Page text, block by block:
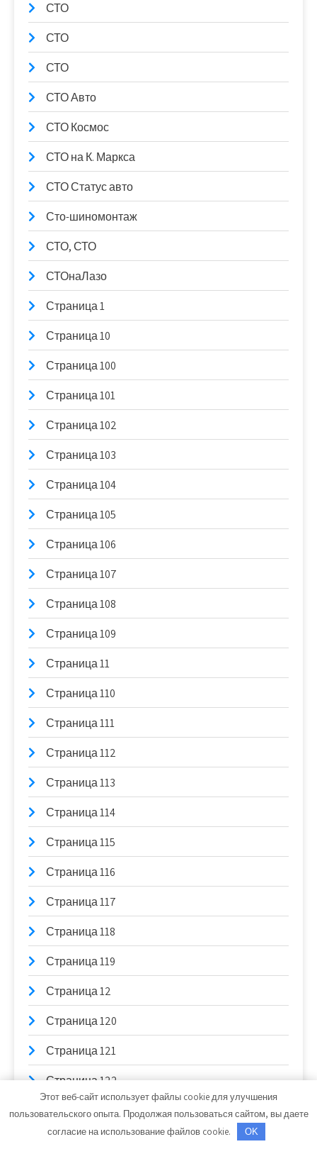
СТО
СТО
СТО
СТО Авто
СТО Космос
СТО на К. Маркса
СТО Статус авто
Сто-шиномонтаж
СТО, СТО
СТОнаЛазо
Страница 1
Страница 10
Страница 100
Страница 101
Страница 102
Страница 103
Страница 104
Страница 105
Страница 106
Страница 107
Страница 108
Страница 109
Страница 11
Страница 110
Страница 111
Страница 112
Страница 113
Страница 114
Страница 115
Страница 116
Страница 117
Страница 118
Страница 119
Страница 12
Страница 120
Страница 121
Страница 122
Страница 123
Этот веб-сайт использует файлы cookie для улучшения
пользовательского опыта. Продолжая пользоваться сайтом, вы даете
согласие на использование файлов cookie.
OK